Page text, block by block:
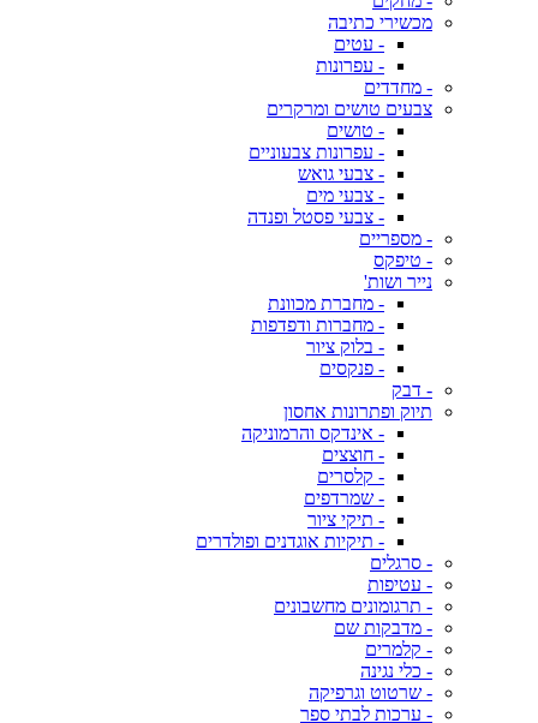
מכשירי כתיבה
- עטים
- עפרונות
- מחדדים
צבעים טושים ומרקרים
- טושים
- עפרונות צבעוניים
- צבעי גואש
- צבעי מים
- צבעי פסטל ופנדה
- מספריים
- טיפקס
נייר ושות'
- מחברת מכוונת
- מחברות ודפדפות
- בלוק ציור
- פנקסים
- דבק
תיוק ופתרונות אחסון
- אינדקס והרמוניקה
- חוצצים
- קלסרים
- שמרדפים
- תיקי ציור
- תיקיות אוגדנים ופולדרים
- סרגלים
- עטיפות
- תרגומונים מחשבונים
- מדבקות שם
- קלמרים
- כלי נגינה
- שרטוט וגרפיקה
- ערכות לבתי ספר